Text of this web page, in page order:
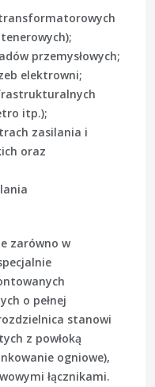
przemysłowych;
elektrowni;
itp.);
zasilania i
oraz
zarówno w
o pełnej
stanowi
z powłoką
ogniowe),
łącznikami.